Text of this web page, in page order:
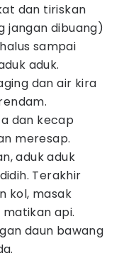
dan tiriskan
jangan dibuang)
sampai
aduk.
dan air kira
dan kecap
meresap.
aduk aduk
Terakhir
kol, masak
api.
daun bawang